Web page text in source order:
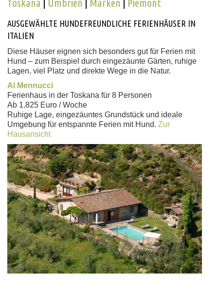
Toskana | Umbrien | Marken | Piemont
AUSGEWÄHLTE HUNDEFREUNDLICHE FERIENHÄUSER IN
ITALIEN
Diese Häuser eignen sich besonders gut für Ferien mit
Hund – zum Beispiel durch eingezäunte Gärten, ruhige
Lagen, viel Platz und direkte Wege in die Natur.
Al Mennucci
Ferienhaus in der Toskana für 8 Personen
Ab 1.825 Euro / Woche
Ruhige Lage, eingezäuntes Grundstück und ideale
Umgebung für entspannte Ferien mit Hund. Zur
Hausansicht